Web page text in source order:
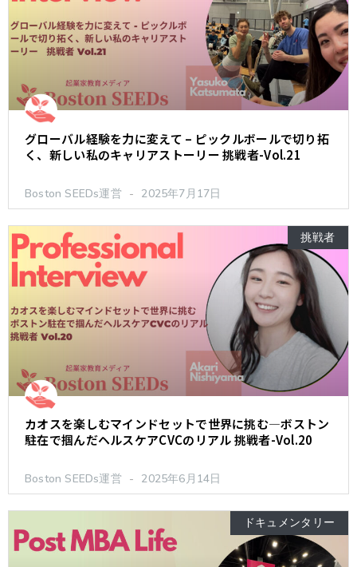
グローバル経験を力に変えて – ピックルボールで切り拓
く、新しい私のキャリアストーリー 挑戦者-Vol.21
Boston SEEDs運営 2025年7月17日
挑戦者
カオスを楽しむマインドセットで世界に挑む―ボストン
駐在で掴んだヘルスケアCVCのリアル 挑戦者-Vol.20
Boston SEEDs運営 2025年6月14日
ドキュメンタリー